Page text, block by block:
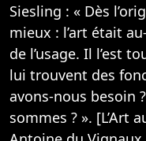
Siesling : « Dès
mieux : l’art était
de l’usage. Il l’est
lui trouvent des
avons-nous besoin
sommes ? ». [L’Art